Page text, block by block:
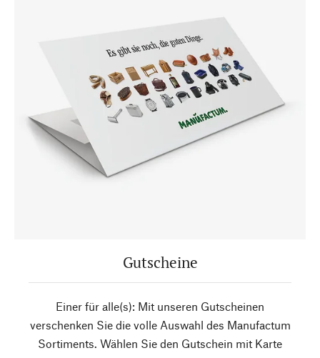
Gutscheine
Einer für alle(s): Mit unseren Gutscheinen
verschenken Sie die volle Auswahl des Manufactum
Sortiments. Wählen Sie den Gutschein mit Karte